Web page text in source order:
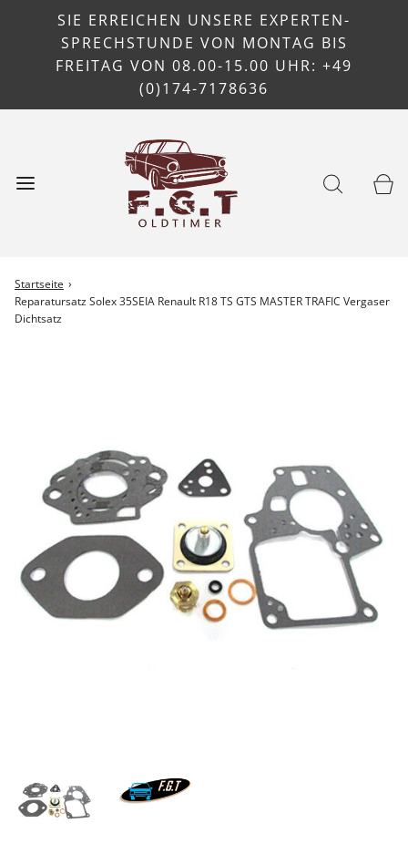
SIE ERREICHEN UNSERE EXPERTEN-
SPRECHSTUNDE VON MONTAG BIS
FREITAG VON 08.00-15.00 UHR: +49
(0)174-7178636
Startseite ›
Reparatursatz Solex 35SEIA Renault R18 TS GTS MASTER TRAFIC Vergaser
Dichtsatz